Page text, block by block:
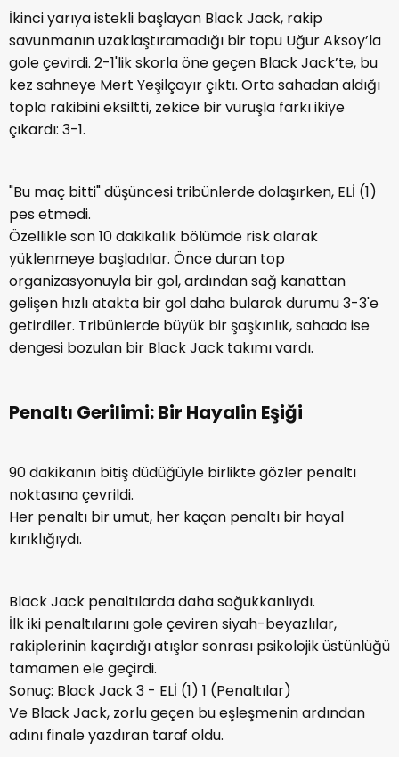
İkinci yarıya istekli başlayan Black Jack, rakip
savunmanın uzaklaştıramadığı bir topu Uğur Aksoy’la
gole çevirdi. 2-1'lik skorla öne geçen Black Jack’te, bu
kez sahneye Mert Yeşilçayır çıktı. Orta sahadan aldığı
topla rakibini eksiltti, zekice bir vuruşla farkı ikiye
çıkardı: 3-1.
"Bu maç bitti" düşüncesi tribünlerde dolaşırken, ELİ (1)
pes etmedi.
Özellikle son 10 dakikalık bölümde risk alarak
yüklenmeye başladılar. Önce duran top
organizasyonuyla bir gol, ardından sağ kanattan
gelişen hızlı atakta bir gol daha bularak durumu 3-3'e
getirdiler. Tribünlerde büyük bir şaşkınlık, sahada ise
dengesi bozulan bir Black Jack takımı vardı.
Penaltı Gerilimi: Bir Hayalin Eşiği
90 dakikanın bitiş düdüğüyle birlikte gözler penaltı
noktasına çevrildi.
Her penaltı bir umut, her kaçan penaltı bir hayal
kırıklığıydı.
Black Jack penaltılarda daha soğukkanlıydı.
İlk iki penaltılarını gole çeviren siyah-beyazlılar,
rakiplerinin kaçırdığı atışlar sonrası psikolojik üstünlüğü
tamamen ele geçirdi.
Sonuç: Black Jack 3 - ELİ (1) 1 (Penaltılar)
Ve Black Jack, zorlu geçen bu eşleşmenin ardından
adını finale yazdıran taraf oldu.